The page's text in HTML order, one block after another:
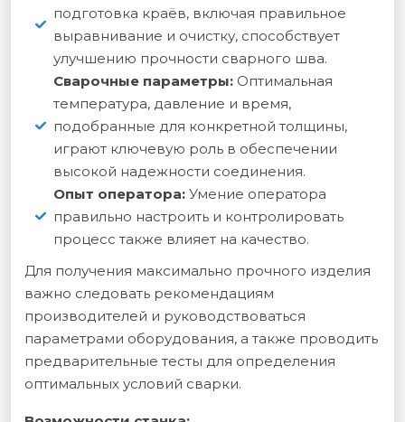
подготовка краёв, включая правильное
выравнивание и очистку, способствует
улучшению прочности сварного шва.
Сварочные параметры: Оптимальная
температура, давление и время,
подобранные для конкретной толщины,
играют ключевую роль в обеспечении
высокой надежности соединения.
Опыт оператора: Умение оператора
правильно настроить и контролировать
процесс также влияет на качество.
Для получения максимально прочного изделия
важно следовать рекомендациям
производителей и руководствоваться
параметрами оборудования, а также проводить
предварительные тесты для определения
оптимальных условий сварки.